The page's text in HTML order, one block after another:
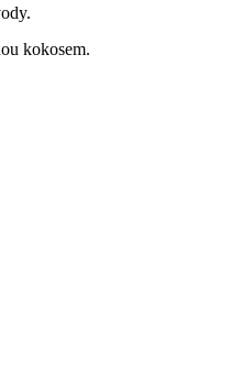
kokosem.